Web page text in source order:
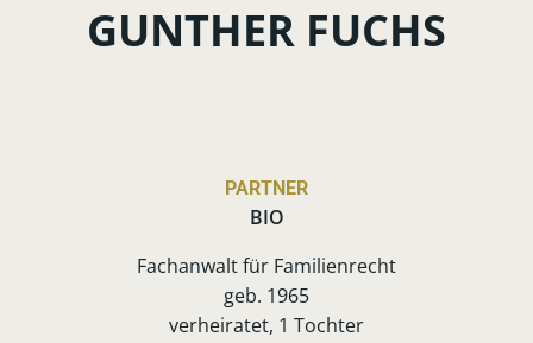
GUNTHER FUCHS
PARTNER
BIO
Fachanwalt für Familienrecht
geb. 1965
verheiratet, 1 Tochter